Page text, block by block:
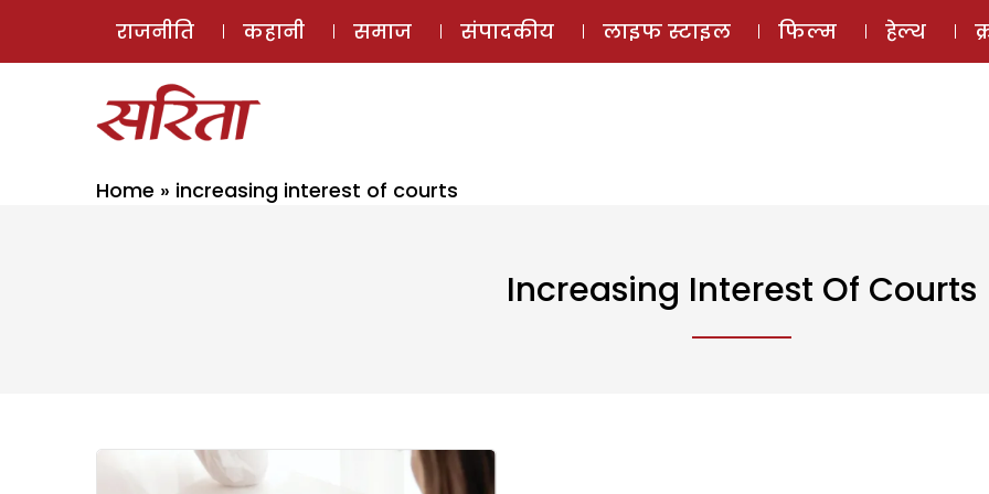
ई-मैगज़ीन
राजनीति कहानी समाज संपादकीय लाइफ स्टाइल फिल्म हेल्थ
Home » increasing interest of courts
Increasing Interest Of Courts